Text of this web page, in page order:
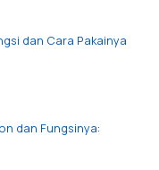
dan Cara Pakainya
dan Fungsinya: